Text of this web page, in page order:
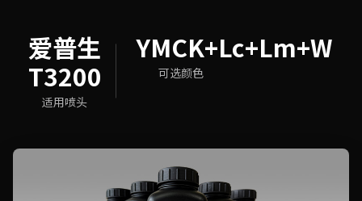
爱普生
T3200
适用喷头
YMCK+Lc+Lm+W
可选颜色